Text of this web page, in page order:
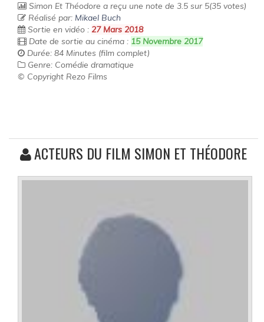
Simon Et Théodore a reçu une note de 3.5 sur 5(35 votes)
Réalisé par: Mikael Buch
Sortie en vidéo : 27 Mars 2018
Date de sortie au cinéma : 15 Novembre 2017
Durée: 84 Minutes (film complet)
Genre: Comédie dramatique
© Copyright Rezo Films
ACTEURS DU FILM SIMON ET THÉODORE